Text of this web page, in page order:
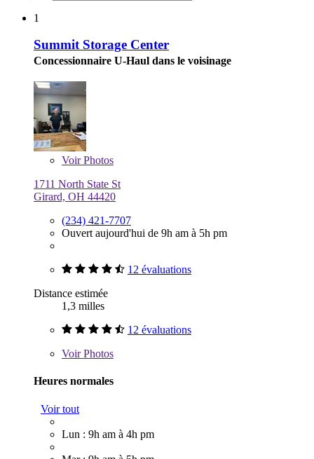
1
Summit Storage Center
Concessionnaire U-Haul dans le voisinage
VoirPhotos
1711 North State St
Girard, OH 44420
(234) 421-7707
Ouvert aujourd'hui de 9h am à 5h pm
12 évaluations
Distance estimée
1,3 milles
12 évaluations
VoirPhotos
Heures normales
Voir tout
Lun : 9h am à 4h pm